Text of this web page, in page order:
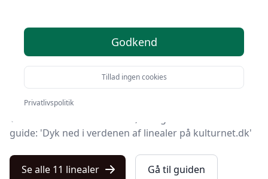
top-produkter, så du er sikret kvalitet og værdi.
lineal i 2025, produkter med gratis levering og linealer
i førsteklasses kvalitet.
Vil du lære mere om linealer, så kig nærmere i vores
guide: 'Dyk ned i verdenen af linealer på kulturnet.dk'
Se alle 11 linealer Gå til guiden
Godkend
Tillad ingen cookies
Privatlivspolitik